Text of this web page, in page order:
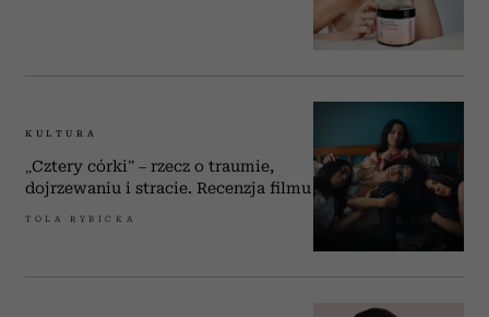
KULTURA
„Cztery córki” – rzecz o traumie,
dojrzewaniu i stracie. Recenzja filmu
TOLA RYBICKA